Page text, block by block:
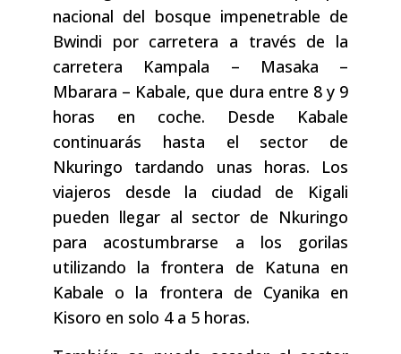
nacional del bosque impenetrable de
Bwindi por carretera a través de la
carretera Kampala – Masaka –
Mbarara – Kabale, que dura entre 8 y 9
horas en coche. Desde Kabale
continuarás hasta el sector de
Nkuringo tardando unas horas. Los
viajeros desde la ciudad de Kigali
pueden llegar al sector de Nkuringo
para acostumbrarse a los gorilas
utilizando la frontera de Katuna en
Kabale o la frontera de Cyanika en
Kisoro en solo 4 a 5 horas.